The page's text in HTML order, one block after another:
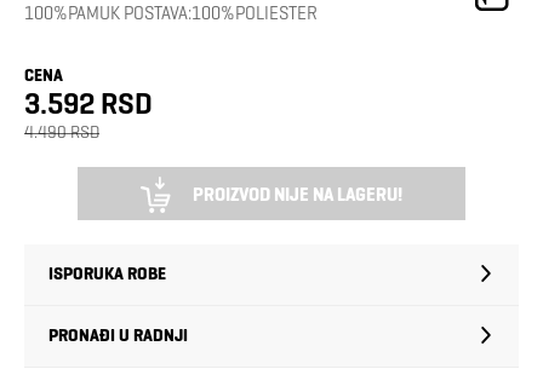
100%PAMUK POSTAVA:100%POLIESTER
CENA
3.592 RSD
4.490 RSD
PROIZVOD NIJE NA LAGERU!
ISPORUKA ROBE
PRONAĐI U RADNJI